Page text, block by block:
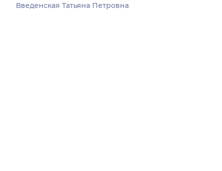
Введенская Татьяна Петровна